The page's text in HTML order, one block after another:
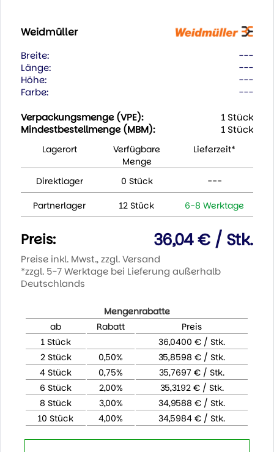
Weidmüller
Breite:
---
Länge:
---
Höhe:
---
Farbe:
---
Verpackungsmenge (VPE):
1 Stück
Mindestbestellmenge (MBM):
1 Stück
Lagerort
Verfügbare
Menge
Lieferzeit*
Direktlager 0 Stück ---
Partnerlager 12 Stück 6-8 Werktage
Preis: 36,04 € / Stk.
Preise inkl. Mwst., zzgl. Versand
*zzgl. 5-7 Werktage bei Lieferung außerhalb
Deutschlands
Mengenrabatte
ab
Rabatt
Preis
1 Stück
36,0400 € / Stk.
2 Stück
0,50%
35,8598 € / Stk.
4 Stück
0,75%
35,7697 € / Stk.
6 Stück
2,00%
35,3192 € / Stk.
8 Stück
3,00%
34,9588 € / Stk.
10 Stück
4,00% 34,5984 € / Stk.